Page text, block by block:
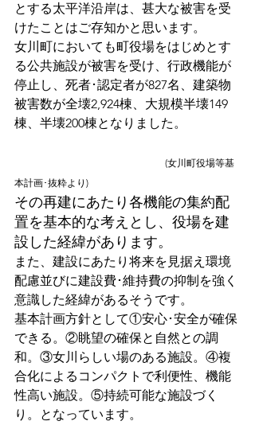
とする太平洋沿岸は、甚大な被害を受
けたことはご存知かと思います。
女川町においても町役場をはじめとす
る公共施設が被害を受け、行政機能が
停止し、死者･認定者が827名、建築物
被害数が全壊2,924棟、大規模半壊149
棟、半壊200棟となりました。
本計画･抜粋より)
その再建にあたり各機能の集約配
置を基本的な考えとし、役場を建
設した経緯があります。
また、建設にあたり将来を見据え環境
配慮並びに建設費･維持費の抑制を強く
意識した経緯があるそうです。
基本計画方針として①安心･安全が確保
できる。②眺望の確保と自然との調
和。③女川らしい場のある施設。④複
合化によるコンパクトで利便性、機能
性高い施設。⑤持続可能な施設づく
り。となっています。